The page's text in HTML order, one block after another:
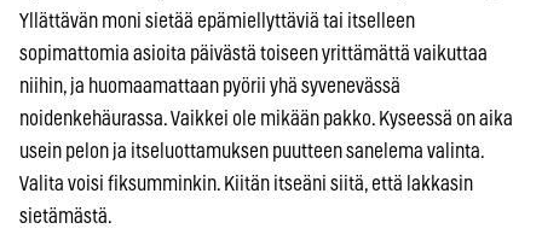
Yllättävän moni sietää epämiellyttäviä tai itselleen
sopimattomia asioita päivästä toiseen yrittämättä vaikuttaa
niihin, ja huomaamattaan pyörii yhä syvenevässä
noidenkehäurassa. Vaikkei ole mikään pakko. Kyseessä on aika
usein pelon ja itseluottamuksen puutteen sanelema valinta.
Valita voisi fiksumminkin. Kiitän itseäni siitä, että lakkasin
sietämästä.